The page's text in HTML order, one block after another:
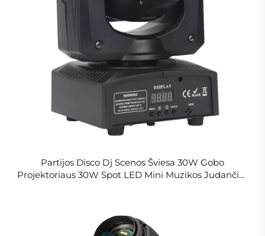
Partijos Disco Dj Scenos Šviesa 30W Gobo
Projektoriaus 30W Spot LED Mini Muzikos Judančios